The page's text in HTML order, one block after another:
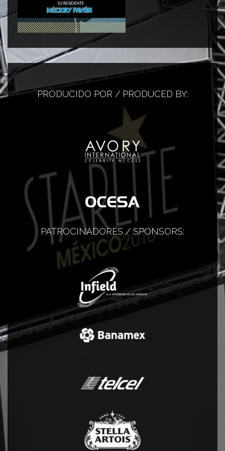
PRODUCIDO POR / PRODUCED BY:
PATROCINADORES / SPONSORS: